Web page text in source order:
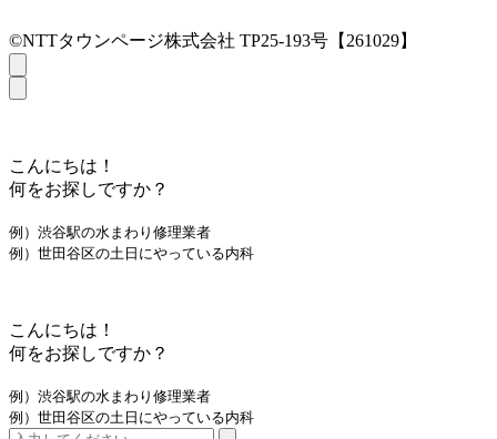
©NTTタウンページ株式会社 TP25-193号【261029】
こんにちは！
何をお探しですか？
例）渋谷駅の水まわり修理業者
例）世田谷区の土日にやっている内科
こんにちは！
何をお探しですか？
例）渋谷駅の水まわり修理業者
例）世田谷区の土日にやっている内科